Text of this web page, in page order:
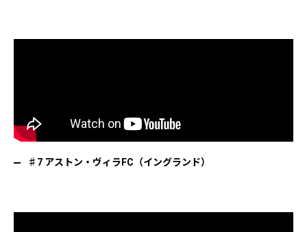
♯7 アストン・ヴィラFC（イングランド）